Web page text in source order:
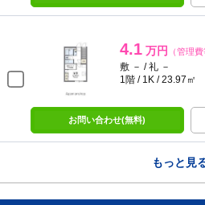
4.1 万円 （管理
敷 － / 礼 －
1階 / 1K / 23.97㎡
お問い合わせ(無料)
もっと見